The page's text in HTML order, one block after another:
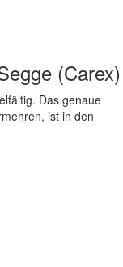
(Carex)
Das genaue
ist in den